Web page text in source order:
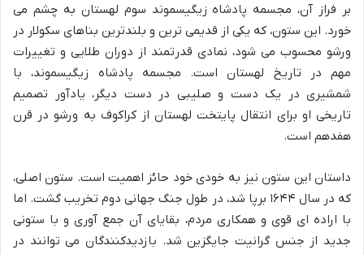
بر فراز آن، مجسمه پادشاه زیگیسموند سوم لهستان به چشم می
خورد. این ستون، که یکی از قدیمی ترین و بلندترین بناهای سکولار در
ورشو محسوب می شود، نمادی قدرتمند از دوران طلایی و تغییرات
مهم در تاریخ لهستان است. مجسمه پادشاه زیگیسموند، با
شمشیری در یک دست و صلیبی در دست دیگر، یادآور تصمیم
تاریخی او برای انتقال پایتخت لهستان از کراکوف به ورشو در قرن
هفدهم است.
داستان این ستون نیز به خودی خود حائز اهمیت است. ستون اصلی،
که در سال ۱۶۴۴ برپا شد، در طول جنگ جهانی دوم تخریب گشت. اما
با اراده ای قوی و همکاری مردم، بقایای آن جمع آوری و با ستونی
جدید از جنس گرانیت جایگزین شد. بازدیدکنندگان می توانند در